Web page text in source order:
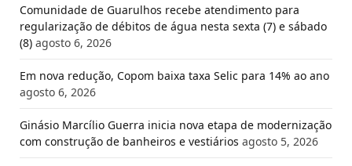
Comunidade de Guarulhos recebe atendimento para
regularização de débitos de água nesta sexta (7) e sábado
(8) agosto 6, 2026
Em nova redução, Copom baixa taxa Selic para 14% ao ano
agosto 6, 2026
Ginásio Marcílio Guerra inicia nova etapa de modernização
com construção de banheiros e vestiários agosto 5, 2026